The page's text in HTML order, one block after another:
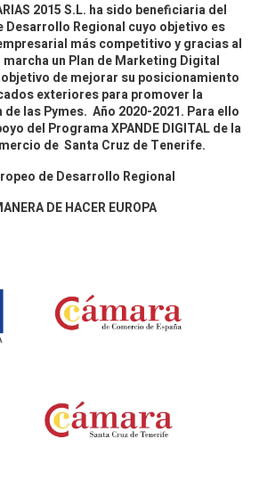
2015 S.L. ha sido beneficiaria del
Desarrollo Regional cuyo objetivo es
más competitivo y gracias al
marcha un Plan de Marketing Digital
de mejorar su posicionamiento
exteriores para promover la
las Pymes. Año 2020-2021. Para ello
del Programa XPANDE DIGITAL de la
de Santa Cruz de Tenerife.
de Desarrollo Regional
DE HACER EUROPA